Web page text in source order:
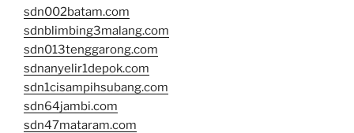
sdn002batam.com
sdnblimbing3malang.com
sdn013tenggarong.com
sdnanyelir1depok.com
sdn1cisampihsubang.com
sdn64jambi.com
sdn47mataram.com